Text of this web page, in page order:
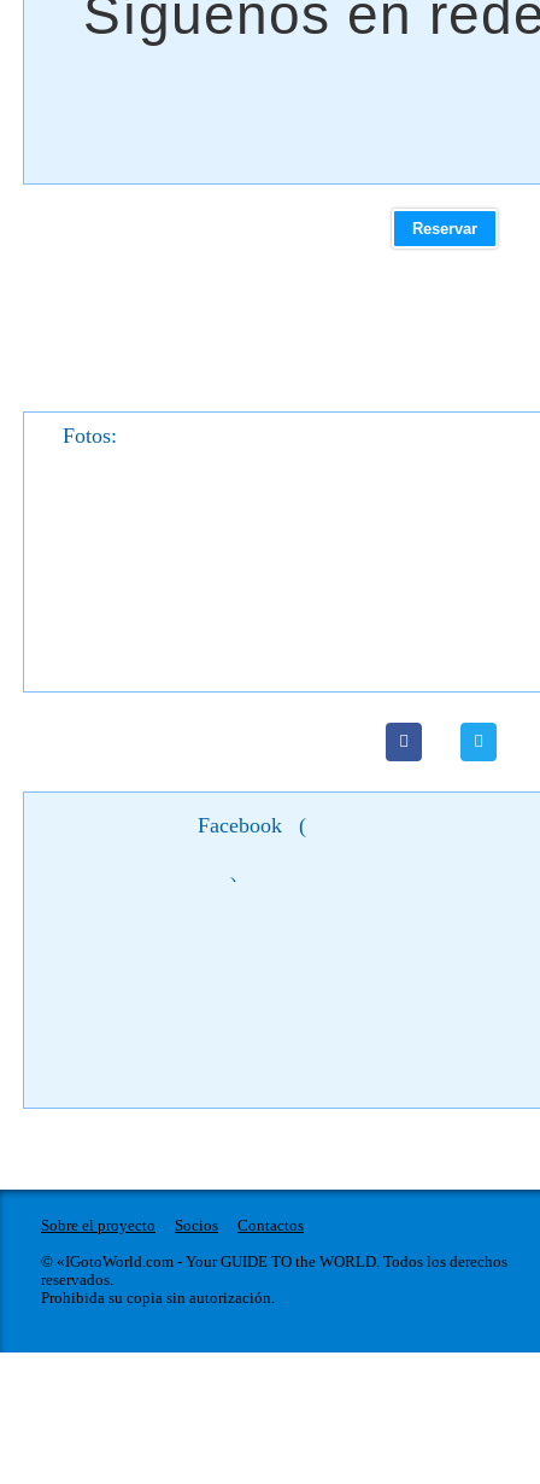
Reservar
Fotos:
Facebook (
)
Sobre el proyecto Socios
Contactos
© «IGotoWorld.com - Your GUIDE TO the WORLD. Todos los derechos
reservados.
Prohibida su copia sin autorización.